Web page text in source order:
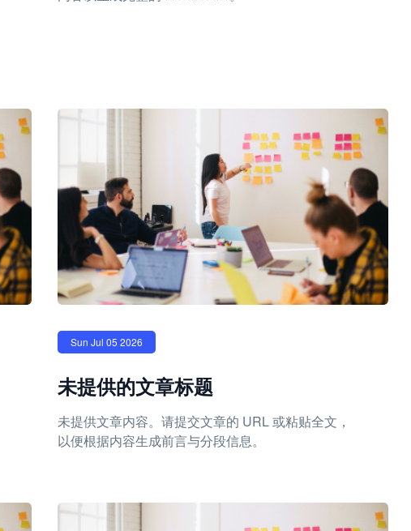
Sun Jul 05 2026
未提供的文章标题
未提供文章内容。请提交文章的 URL 或粘贴全文，
以便根据内容生成前言与分段信息。